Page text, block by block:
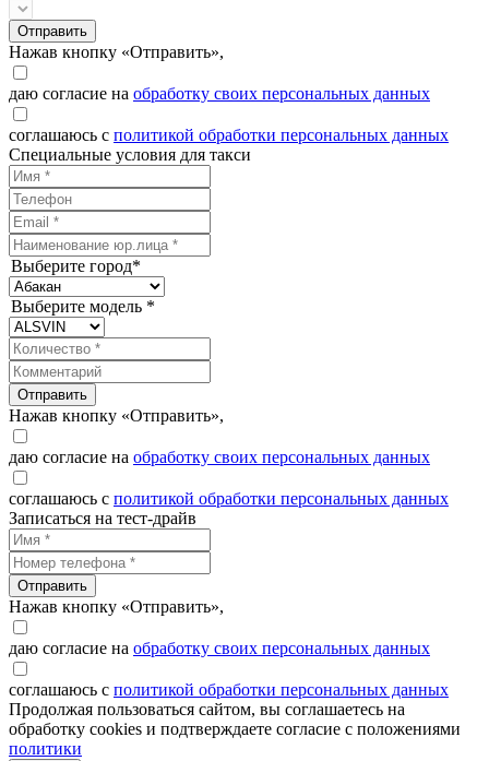
Отправить
Нажав кнопку «Отправить»,
даю согласие на обработку своих персональных данных
соглашаюсь с политикой обработки персональных данных
Специальные условия для такси
Выберите город*
Выберите модель *
Отправить
Нажав кнопку «Отправить»,
даю согласие на обработку своих персональных данных
соглашаюсь с политикой обработки персональных данных
Записаться на тест-драйв
Отправить
Нажав кнопку «Отправить»,
даю согласие на обработку своих персональных данных
соглашаюсь с политикой обработки персональных данных
Продолжая пользоваться сайтом, вы соглашаетесь на
обработку cookies и подтверждаете согласие с положениями
политики